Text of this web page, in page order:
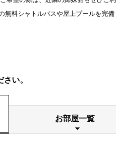
料シャトルバスや屋上プールを完備
い。
お部屋一覧